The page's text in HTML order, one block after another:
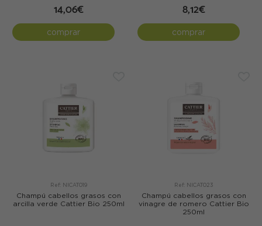
14,06€
comprar
8,12€
comprar
Ref: NICAT019
Champú cabellos grasos con
arcilla verde Cattier Bio 250ml
Ref: NICAT023
Champú cabellos grasos con
vinagre de romero Cattier Bio
250ml